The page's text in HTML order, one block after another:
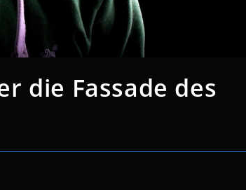
die Fassade des